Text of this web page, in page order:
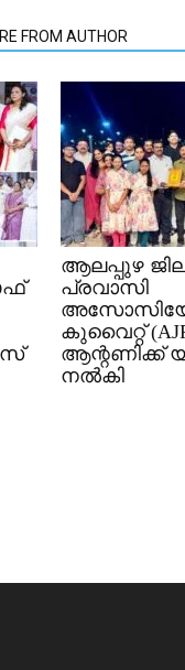
FROM AUTHOR
ആലപ്പുഴ
പ്രവാസി
കുവൈറ്റ്
ആന്റണിക്ക്
നൽകി